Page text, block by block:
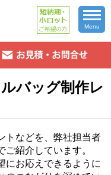
Menu
バッグ制作レ
トなどを、弊社担当者
紹介しています。
にお応えできるように